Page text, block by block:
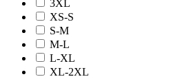
3XL
XS-S
S-M
M-L
L-XL
XL-2XL